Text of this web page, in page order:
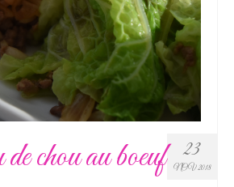
23
NOV 2018
chou au boeuf